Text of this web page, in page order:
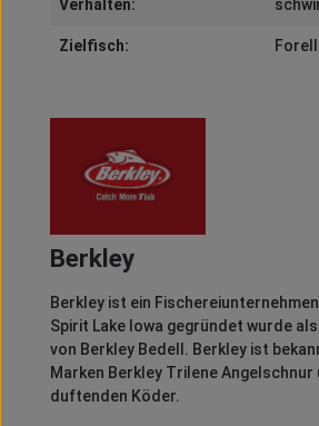
Verhalten:
Zielfisch:
Berkley
Berkleyist ein
Spirit Lake Iowa gegründet wurde als
von Berkley Bedell . Berkleyist
Marken Berkley TrileneAngelschnur
duftenden Köder.